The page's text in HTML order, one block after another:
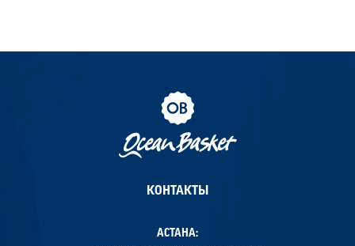
КОНТАКТЫ
АСТАНА: